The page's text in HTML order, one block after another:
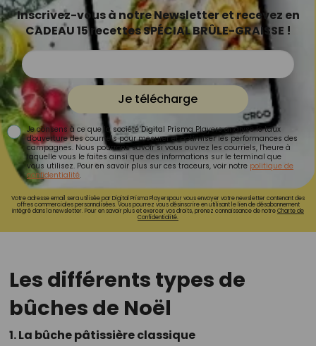
Inscrivez-vous à notre Newsletter et recevez en
CADEAU 15 recettes SPÉCIAL BRÛLE-GRAISSE !
Je télécharge
Je consens à ce que la société Digital Prisma Players analyse le taux
d'ouverture des courriels pour mesurer et optimiser les performances des
campagnes. Nous pourrons savoir si vous ouvrez les courriels, l'heure à
laquelle vous le faites ainsi que des informations sur le terminal que
vous utilisez. Pour en savoir plus sur ces traceurs, voir notre politique de
confidentialité.
Votre adresse email sera utilisée par Digital Prisma Playerspour vous envoyer votre newsletter contenant des
offres commerciales personnalisées. Vous pourrez vous désinscrire en utilisant le lien de désabonnement
intégré dans la newsletter. Pour en savoir plus et exercer vos droits, prenez connaissance de notreCharte de
Confidentialité.
Les différents types de
bûches de Noël
1. La bûche pâtissière classique